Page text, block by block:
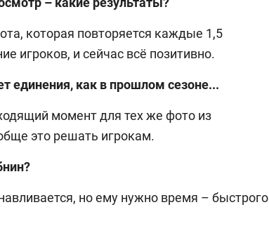
которая повторяется каждые 1,5
игроков, и сейчас всё позитивно.
единения, как в прошлом сезоне...
момент для тех же фото из
это решать игрокам.
но ему нужно время – быстрого